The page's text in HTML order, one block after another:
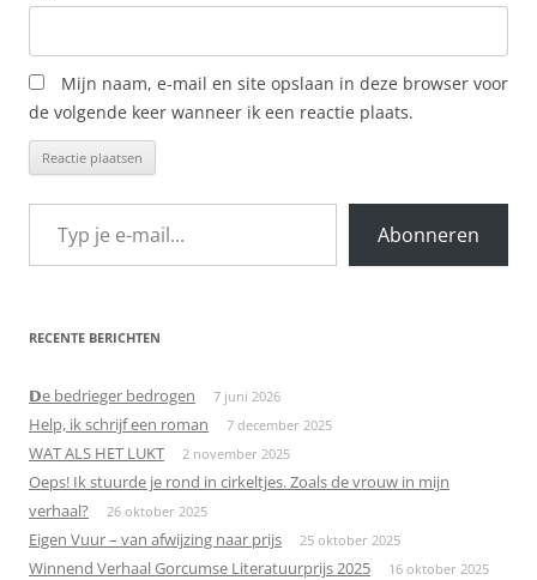
Mijn naam, e-mail en site opslaan in deze browser voor
de volgende keer wanneer ik een reactie plaats.
Typ je e-mail...
Abonneren
RECENTE BERICHTEN
𝗗e bedrieger bedrogen 7 juni 2026
Help, ik schrijf een roman 7 december 2025
WAT ALS HET LUKT 2 november 2025
Oeps! Ik stuurde je rond in cirkeltjes. Zoals de vrouw in mijn
verhaal?
26 oktober 2025
Eigen Vuur – van afwijzing naar prijs 25 oktober 2025
Winnend Verhaal Gorcumse Literatuurprijs 2025 16 oktober 2025